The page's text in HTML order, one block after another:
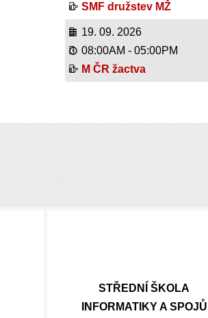
SMF družstev MŽ
19. 09. 2026
08:00AM - 05:00PM
M ČR žactva
STŘEDNÍ ŠKOLA
INFORMATIKY A SPOJŮ